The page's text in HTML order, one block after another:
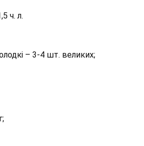
ч. л.
– 3-4 шт. великих;